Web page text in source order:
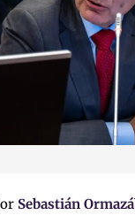
Sebastián